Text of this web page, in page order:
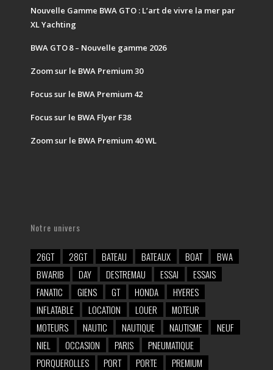
Nouvelle Gamme BWA GTO : L’art de vivre la mer par
XL Yachting
BWA GTO 8 – Nouvelle gamme 2026
Zoom sur le BWA Premium 30
Focus sur le BWA Premium 42
Focus sur le BWA Flyer F38
Zoom sur le BWA Premium 40 WL
Notre univers
26GT 28GT BATEAU BATEAUX BOAT
BWA
BWARIB
DAY DESTREMAU ESSAI
ESSAIS
FANATIC
GIENS GT HONDA
HYERES
INFLATABLE
LOCATION LOUER
MOTEUR
MOTEURS
NAUTIC NAUTIQUE NAUTISME
NEUF
NIEL
OCCASION PARIS
PNEUMATIQUE
PORQUEROLLES
PORT PORTE
PREMIUM